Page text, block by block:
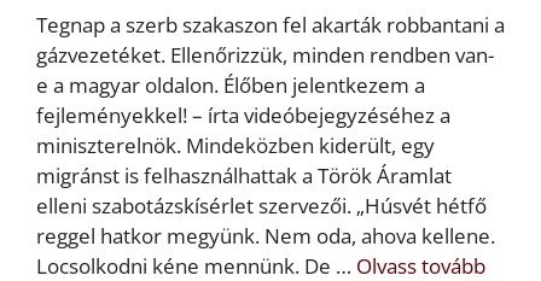
Tegnap a szerb szakaszon fel akarták robbantani a
gázvezetéket. Ellenőrizzük, minden rendben van-
e a magyar oldalon. Élőben jelentkezem a
fejleményekkel! – írta videóbejegyzéséhez a
miniszterelnök. Mindeközben kiderült, egy
migránst is felhasználhattak a Török Áramlat
elleni szabotázskísérlet szervezői. „Húsvét hétfő
reggel hatkor megyünk. Nem oda, ahova kellene.
Locsolkodni kéne mennünk. De … Olvass tovább